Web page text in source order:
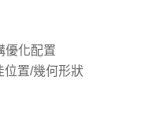
優化配置
位置/幾何形狀